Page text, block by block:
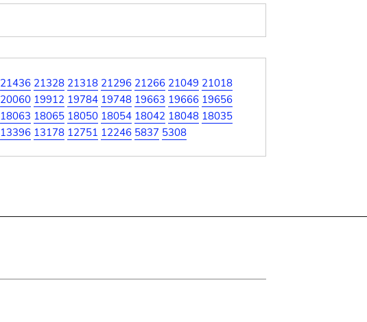
21436 21328 21318 21296 21266 21049 21018
20060 19912 19784 19748 19663 19666 19656
18063 18065 18050 18054 18042 18048 18035
13396 13178 12751 12246 5837 5308